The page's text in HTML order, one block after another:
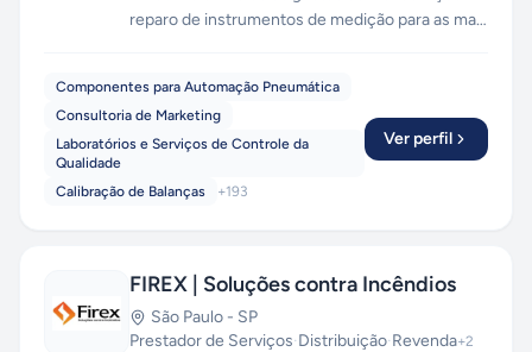
reparo de instrumentos de medição para as mais
na Calibração e Reparo de: Manômetros Digitais
e Analógicos, Manovacuômetro, Transmissores,
Controladores, Pressostatos, Válvulas,
etc.
Componentes para Automação Pneumática
Consultoria de Marketing
Laboratórios e Serviços de Controle da
Qualidade
Calibração de Balanças
+193
Ver perfil
FIREX | Soluções contra Incêndios
São Paulo - SP
Prestador de Serviços·Distribuição·Revenda+2